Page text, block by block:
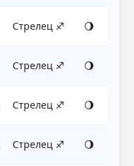
Стрелец ♐ 🌖
Стрелец ♐ 🌖
Стрелец ♐ 🌖
Стрелец ♐ 🌖